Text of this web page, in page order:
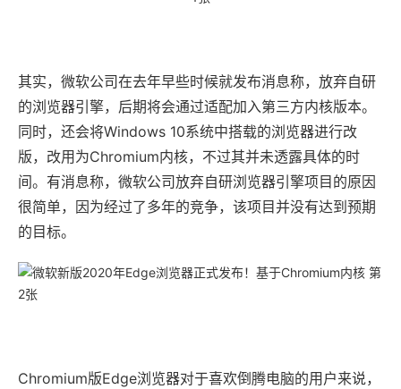
其实，微软公司在去年早些时候就发布消息称，放弃自研
的浏览器引擎，后期将会通过适配加入第三方内核版本。
同时，还会将Windows 10系统中搭载的浏览器进行改
版，改用为Chromium内核，不过其并未透露具体的时
间。有消息称，微软公司放弃自研浏览器引擎项目的原因
很简单，因为经过了多年的竞争，该项目并没有达到预期
的目标。
Chromium版Edge浏览器对于喜欢倒腾电脑的用户来说，